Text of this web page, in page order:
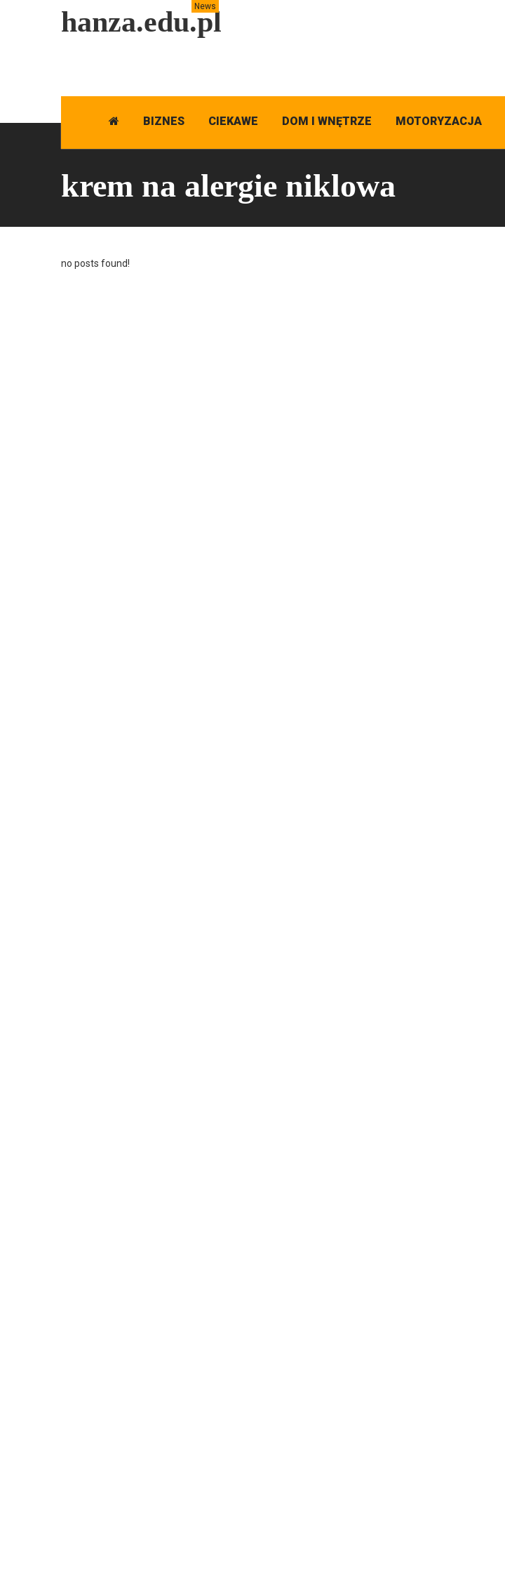
hanza.edu.pl
News
BIZNES CIEKAWE DOM I WNĘTRZE MOTORYZACJA
krem na alergie niklowa
no posts found!